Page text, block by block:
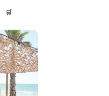
🛒